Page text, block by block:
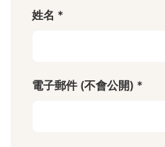
姓名 *
電子郵件 (不會公開) *